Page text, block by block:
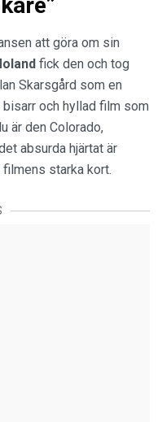
att göra om sin
fick den och tog
Skarsgård som en
och hyllad film som
är den Colorado,
absurda hjärtat är
starka kort.